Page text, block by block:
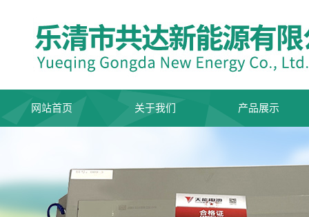
网站首页 关于我们 产品展示